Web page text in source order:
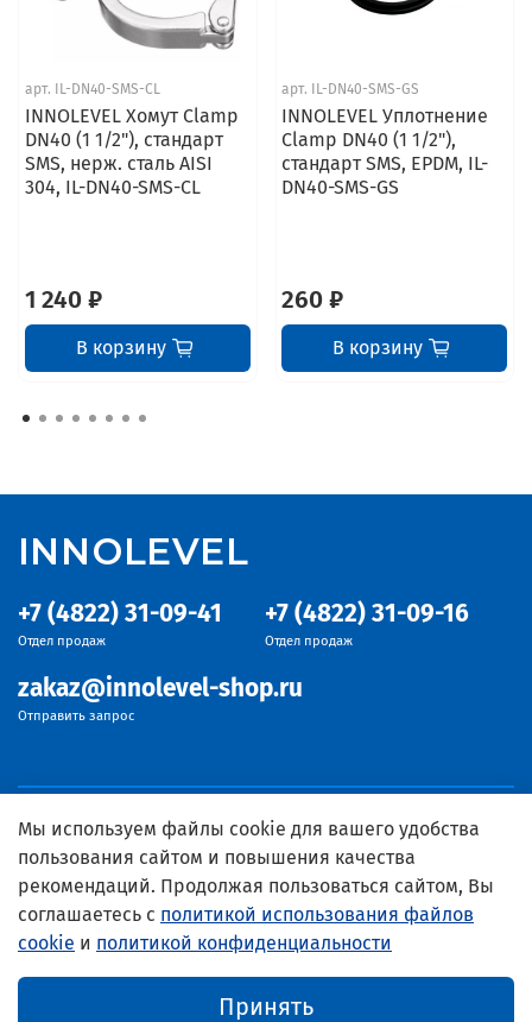
арт. IL-DN40-SMS-CL
INNOLEVEL Хомут Clamp
DN40 (1 1/2"), стандарт
SMS, нерж. сталь AISI
304, IL-DN40-SMS-CL
1 240 ₽
В корзину
арт. IL-DN40-SMS-GS
INNOLEVEL Уплотнение
Clamp DN40 (1 1/2"),
стандарт SMS, EPDM, IL-
DN40-SMS-GS
260 ₽
В корзину
+7 (4822) 31-09-41
Отдел продаж
+7 (4822) 31-09-16
Отдел продаж
zakaz@innolevel-shop.ru
Отправить запрос
INNOLEVEL
© 2024 Официальный дистрибьютор INNOLEVEL
Мы используем файлы cookie для вашего удобства
пользования сайтом и повышения качества
рекомендаций. Продолжая пользоваться сайтом, Вы
соглашаетесь с политикой использования файлов
cookie и политикой конфиденциальности
Принять